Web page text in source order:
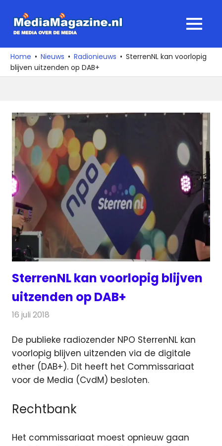
naar
media
over
de
MENU
Home Nieuws Radionieuws
SterrenNL kan voorlopig
blijven uitzenden op DAB+
SterrenNL kan voorlopig blijven
uitzenden op DAB+
16 juli 2018
De publieke radiozender NPO SterrenNL kan
voorlopig blijven uitzenden via de digitale
ether (DAB+). Dit heeft het Commissariaat
voor de Media (CvdM) besloten.
Rechtbank
Het commissariaat moest opnieuw gaan